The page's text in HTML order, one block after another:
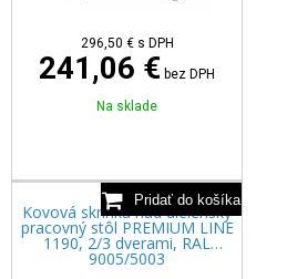
296,50 € s DPH
241,06 € bez DPH
Na sklade
Kovová skrinka nad dielenský
pracovný stôl PREMIUM LINE
1190, 2/3 dverami, RAL
9005/5003